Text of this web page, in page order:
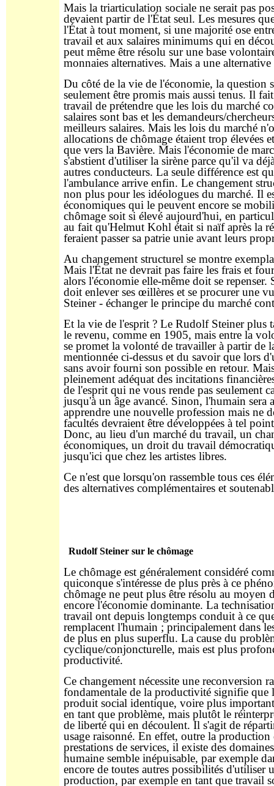
Mais la triarticulation sociale ne serait pas
devaient partir de l'État seul. Les mesures
l'État à tout moment, si une majorité ose
travail et aux salaires minimums qui en
peut même être résolu sur une base
monnaies alternatives. Mais a une
Du côté de la vie de l'économie, la question
seulement être promis mais aussi tenus. Il
travail de prétendre que les lois du marché
salaires sont bas et les demandeurs/
meilleurs salaires. Mais les lois du marché
allocations de chômage étaient trop élevées
que vers la Bavière. Mais l'économie de
s'abstient d'utiliser la sirène parce qu'il va
autres conducteurs. La seule différence est
l'ambulance arrive enfin. Le changement
non plus pour les idéologues du marché. Il
économiques qui le peuvent encore se
chômage soit si élevé aujourd'hui, en
au fait qu'Helmut Kohl était si naïf après la
feraient passer sa patrie unie avant leurs
Au changement structurel se montre
Mais l'État ne devrait pas faire les frais et
alors l'économie elle-même doit se
doit enlever ses œillères et se procurer une
Steiner - échanger le principe du marché
Et la vie de l'esprit ? Le Rudolf Steiner plus
le revenu, comme en 1905, mais entre la
se promet la volonté de travailler à partir de
mentionnée ci-dessus et du savoir que lors
sans avoir fourni son possible en retour.
pleinement adéquat des incitations
de l'esprit qui ne vous rende pas seulement
jusqu'à un âge avancé. Sinon, l'humain sera
apprendre une nouvelle profession mais ne
facultés devraient être développées à tel
Donc, au lieu d'un marché du travail, un
économiques, un droit du travail
jusqu'ici que chez les artistes libres.
Ce n'est que lorsqu'on rassemble tous ces
des alternatives complémentaires et
Rudolf Steiner sur le chômage
Le chômage est généralement considéré
quiconque s'intéresse de plus près à ce
chômage ne peut plus être résolu au
encore l'économie dominante. La
travail ont depuis longtemps conduit à ce
remplacent l'humain ; principalement dans
de plus en plus superflu. La cause du
cyclique/conjoncturelle, mais est plus
productivité.
Ce changement nécessite une reconversion
fondamentale de la productivité signifie que
produit social identique, voire plus
en tant que problème, mais plutôt le
de liberté qui en découlent. Il s'agit de
usage raisonné. En effet, outre la production
prestations de services, il existe des
humaine semble inépuisable, par exemple
encore de toutes autres possibilités d'utiliser
production, par exemple en tant que travail